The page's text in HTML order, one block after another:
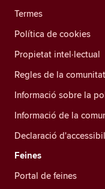
Termes
Política de cookies
Propietat intel·lectual
Regles de la comunitat
Informació sobre la
Informació de la
Declaració
Feines
Portal de feines